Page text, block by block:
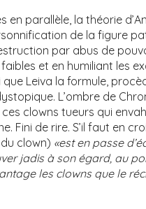
en parallèle, la théorie
de la figure
par abus de
et en humiliant les
que Leiva la formule,
L’ombre de
clowns tueurs qui
Fini de rire. S’il faut en
clown) «est en passe
jadis à son égard, au
les clowns que le